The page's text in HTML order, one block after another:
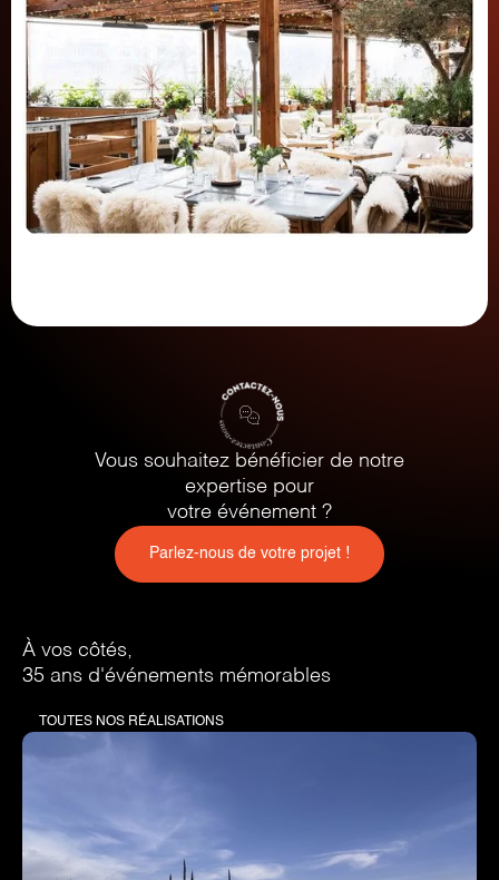
Vous souhaitez bénéficier de notre
expertise pour
votre événement ?
Parlez-nous de votre projet !
À vos côtés,
35 ans d'événements mémorables
TOUTES NOS RÉALISATIONS